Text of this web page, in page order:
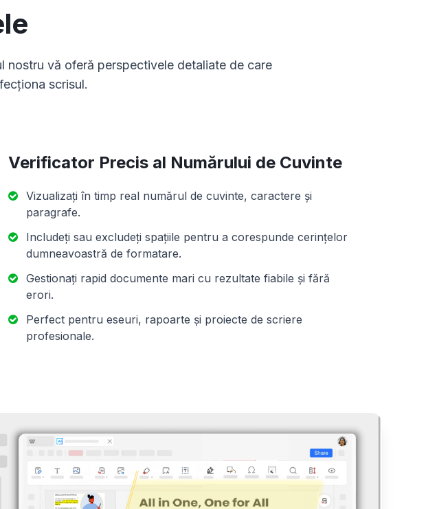
nostru vă oferă perspectivele detaliate de care
scrisul.
Verificator Precis al Numărului de Cuvinte
Vizualizați în timp real numărul de cuvinte, caractere și
paragrafe.
Includeți sau excludeți spațiile pentru a corespunde cerințelor
dumneavoastră de formatare.
Gestionați rapid documente mari cu rezultate fiabile și fără
erori.
Perfect pentru eseuri, rapoarte și proiecte de scriere
profesionale.